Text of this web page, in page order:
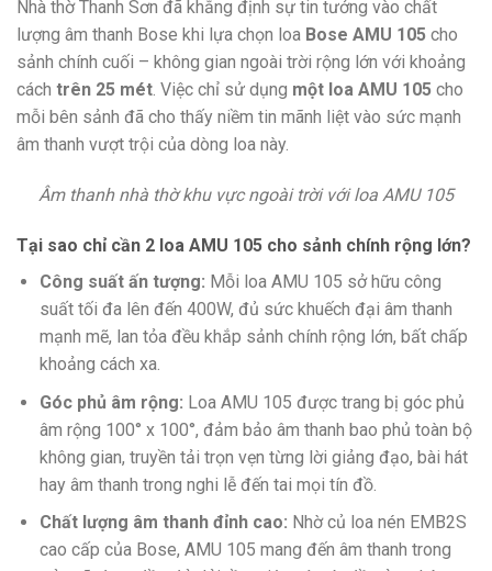
Nhà thờ Thanh Sơn đã khẳng định sự tin tưởng vào chất
lượng âm thanh Bose khi lựa chọn loa Bose AMU 105 cho
sảnh chính cuối – không gian ngoài trời rộng lớn với khoảng
cách trên 25 mét. Việc chỉ sử dụng một loa AMU 105 cho
mỗi bên sảnh đã cho thấy niềm tin mãnh liệt vào sức mạnh
âm thanh vượt trội của dòng loa này.
Âm thanh nhà thờ khu vực ngoài trời với loa AMU 105
Tại sao chỉ cần 2 loa AMU 105 cho sảnh chính rộng lớn?
Công suất ấn tượng: Mỗi loa AMU 105 sở hữu công
suất tối đa lên đến 400W, đủ sức khuếch đại âm thanh
mạnh mẽ, lan tỏa đều khắp sảnh chính rộng lớn, bất chấp
khoảng cách xa.
Góc phủ âm rộng: Loa AMU 105 được trang bị góc phủ
âm rộng 100° x 100°, đảm bảo âm thanh bao phủ toàn bộ
không gian, truyền tải trọn vẹn từng lời giảng đạo, bài hát
hay âm thanh trong nghi lễ đến tai mọi tín đồ.
Chất lượng âm thanh đỉnh cao: Nhờ củ loa nén EMB2S
cao cấp của Bose, AMU 105 mang đến âm thanh trong